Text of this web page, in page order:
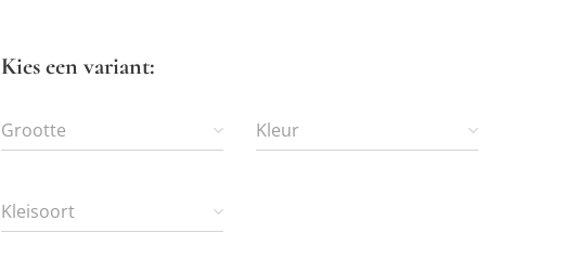
Kies een variant:
Grootte Kleur
Kleisoort